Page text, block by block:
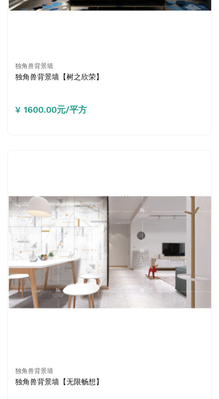
独角兽背景墙
独角兽背景墙【树之欣荣】
¥ 1600.00元/平方
独角兽背景墙
独角兽背景墙【无限畅想】